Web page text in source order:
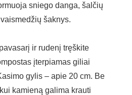
sniego danga, šalčių
šaknys.
ir rudenį tręškite
įterpiamas giliai
gylis – apie 20 cm. Be
kamieną galima krauti